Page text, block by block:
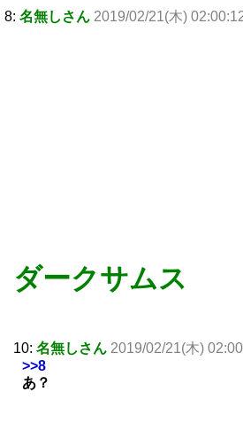
8: 名無しさん 2019/02/21(木)
ダークサムス
10: 名無しさん 2019/02/21(木)
>>8
あ？